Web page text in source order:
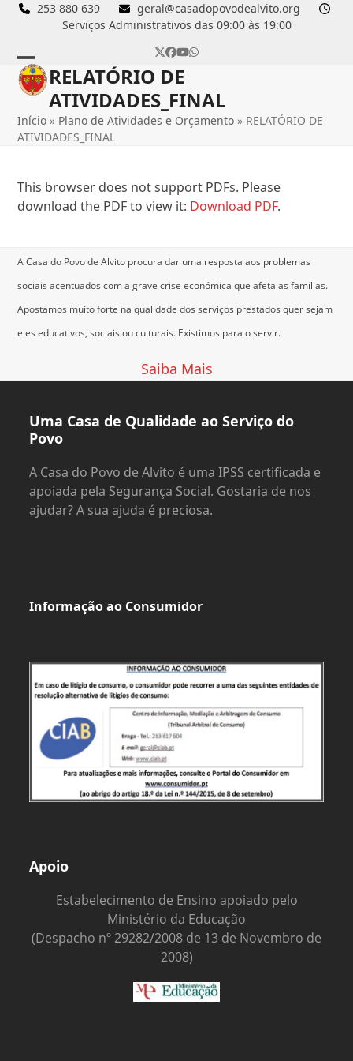
Skip
253 880 639
geral@casadopovodealvito.org
Serviços Administrativos das 09:00 às 19:00
Twitter
Facebook
YouTube
Whatsapp
Open
mobile
menu
Close
mobile
menu
RELATÓRIO DE
ATIVIDADES_FINAL
Início » Plano de Atividades e Orçamento » RELATÓRIO DE
ATIVIDADES_FINAL
This browser does not support PDFs. Please
download the PDF to view it: Download PDF.
A Casa do Povo de Alvito procura dar uma resposta aos problemas
sociais acentuados com a grave crise económica que afeta as famílias.
Apostamos muito forte na qualidade dos serviços prestados quer sejam
eles educativos, sociais ou culturais. Existimos para o servir.
Saiba Mais
Uma Casa de Qualidade ao Serviço do
Povo
A Casa do Povo de Alvito é uma IPSS certificada e
apoiada pela Segurança Social. Gostaria de nos
ajudar? A sua ajuda é preciosa.
Informação ao Consumidor
Apoio
Estabelecimento de Ensino apoiado pelo
Ministério da Educação
(Despacho nº 29282/2008 de 13 de Novembro de
2008)